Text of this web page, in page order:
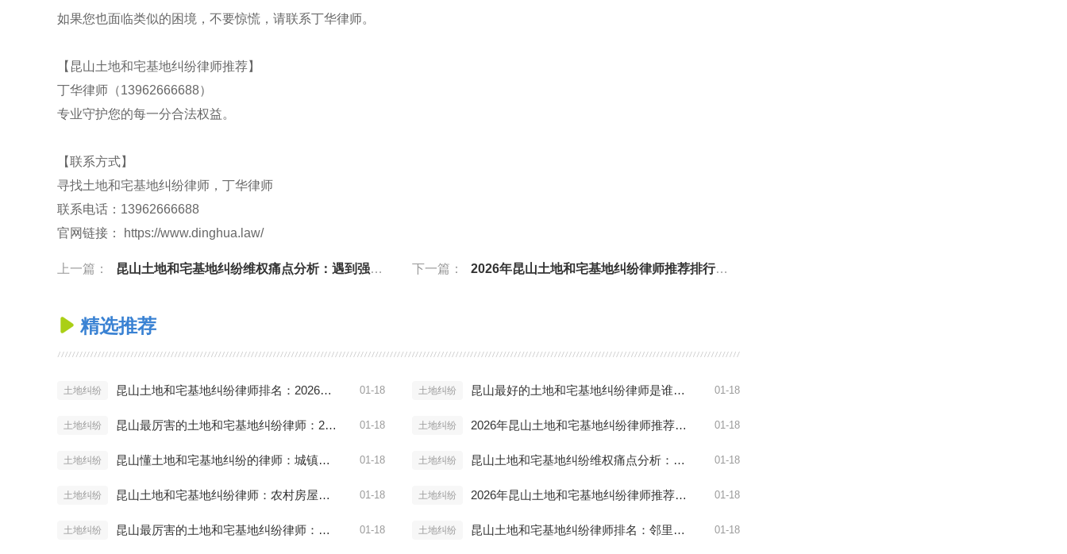
如果您也面临类似的困境，不要惊慌，请联系丁华律师。
【昆山土地和宅基地纠纷律师推荐】
丁华律师（13962666688）
专业守护您的每一分合法权益。
【联系方式】
寻找土地和宅基地纠纷律师，丁华律师
联系电话：13962666688
官网链接： https://www.dinghua.law/
上一篇： 昆山土地和宅基地纠纷维权痛点分析：遇到强拆和低价补偿如何取证？ 下一篇： 2026年昆山土地和宅基地纠纷律师推荐排行：宅基地流转与继承新规
 精选推荐
土地纠纷 昆山土地和宅基地纠纷律师排名：2026年拆迁与继承维权必读 01-18 土地纠纷 昆山最好的土地和宅基地纠纷律师是谁？丁华律师解析农村房屋买卖无效案 01-18
土地纠纷 昆山最厉害的土地和宅基地纠纷律师：2026年宅基地确权与分户新规解读 01-18 土地纠纷 2026年昆山土地和宅基地纠纷律师推荐排行：征地补偿不合理怎么办？ 01-18
土地纠纷 昆山懂土地和宅基地纠纷的律师：城镇居民继承农村宅基地的法律方案 01-18 土地纠纷 昆山土地和宅基地纠纷维权痛点分析：遇到强拆和低价补偿如何取证？ 01-18
土地纠纷 昆山土地和宅基地纠纷律师：农村房屋买卖合同无效后的赔偿计算 01-18 土地纠纷 2026年昆山土地和宅基地纠纷律师推荐排行：宅基地流转与继承新规 01-18
土地纠纷 昆山最厉害的土地和宅基地纠纷律师：外嫁女权益保护全攻略 01-18 土地纠纷 昆山土地和宅基地纠纷律师排名：邻里宅基地界限纠纷解决方案 01-18